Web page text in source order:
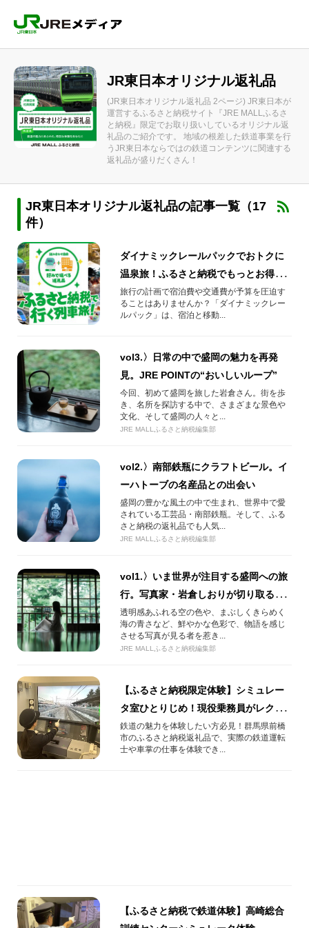
JR東日本オリジナル返礼品
(JR東日本オリジナル返礼品 2ページ) JR東日本が
運営するふるさと納税サイト『JRE MALLふるさ
と納税』限定でお取り扱いしているオリジナル返
礼品のご紹介です。 地域の根差した鉄道事業を行
うJR東日本ならではの鉄道コンテンツに関連する
返礼品が盛りだくさん！
JR東日本オリジナル返礼品の記事一覧（17
件）
ダイナミックレールパックでおトクに
温泉旅！ふるさと納税でもっとお得に
なる方法をご紹介
旅行の計画で宿泊費や交通費が予算を圧迫す
ることはありませんか？「ダイナミックレー
ルパック」は、宿泊と移動...
vol3.〉日常の中で盛岡の魅力を再発
見。JRE POINTの“おいしいループ”
今回、初めて盛岡を旅した岩倉さん。街を歩
き、名所を探訪する中で、さまざまな景色や
文化、そして盛岡の人々と...
JRE MALLふるさと納税編集部
vol2.〉南部鉄瓶にクラフトビール。イ
ーハトーブの名産品との出会い
盛岡の豊かな風土の中で生まれ、世界中で愛
されている工芸品・南部鉄瓶。そして、ふる
さと納税の返礼品でも人気...
JRE MALLふるさと納税編集部
vol1.〉いま世界が注目する盛岡への旅
行。写真家・岩倉しおりが切り取る東
北の街。
透明感あふれる空の色や、まぶしくきらめく
海の青さなど、鮮やかな色彩で、物語を感じ
させる写真が見る者を惹き...
JRE MALLふるさと納税編集部
【ふるさと納税限定体験】シミュレー
タ室ひとりじめ！現役乗務員がレクチ
ャー！あなたの運転で出発進行！
鉄道の魅力を体験したい方必見！群馬県前橋
市のふるさと納税返礼品で、実際の鉄道運転
士や車掌の仕事を体験でき...
【ふるさと納税で鉄道体験】高崎総合